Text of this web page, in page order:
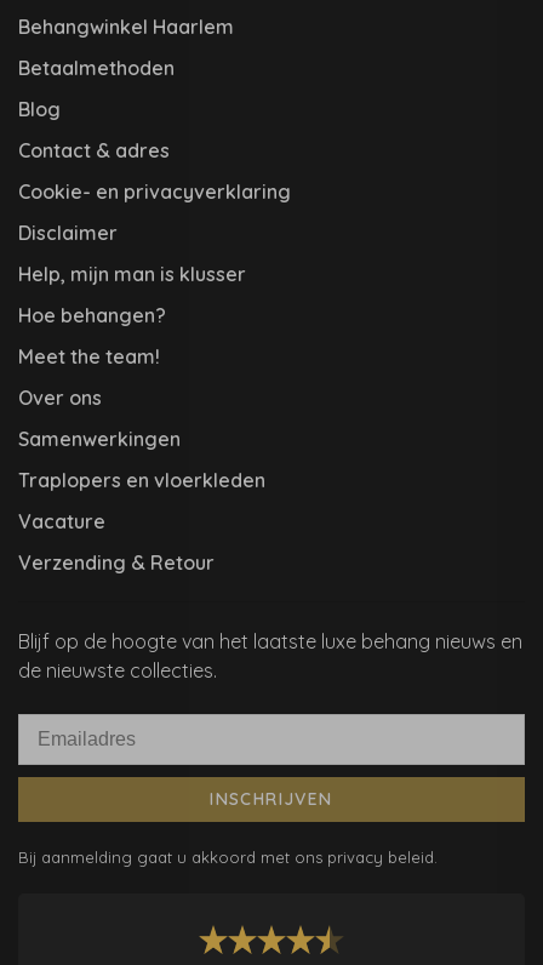
Behangwinkel Haarlem
Betaalmethoden
Blog
Contact & adres
Cookie- en privacyverklaring
Disclaimer
Help, mijn man is klusser
Hoe behangen?
Meet the team!
Over ons
Samenwerkingen
Traplopers en vloerkleden
Vacature
Verzending & Retour
Blijf op de hoogte van het laatste luxe behang nieuws en
de nieuwste collecties.
INSCHRIJVEN
Bij aanmelding gaat u akkoord met ons privacy beleid.